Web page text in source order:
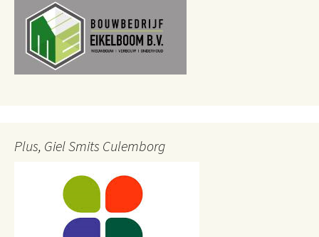
Plus, Giel Smits Culemborg